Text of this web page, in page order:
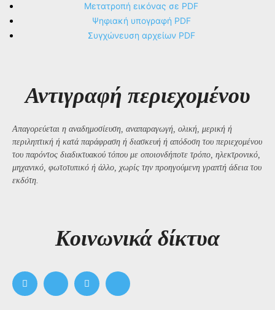
Μετατροπή εικόνας σε PDF
Ψηφιακή υπογραφή PDF
Συγχώνευση αρχείων PDF
Αντιγραφή περιεχομένου
Απαγορεύεται η αναδημοσίευση, αναπαραγωγή, ολική, μερική ή
περιληπτική ή κατά παράφραση ή διασκευή ή απόδοση του περιεχομένου
του παρόντος διαδικτυακού τόπου με οποιονδήποτε τρόπο, ηλεκτρονικό,
μηχανικό, φωτοτυπικό ή άλλο, χωρίς την προηγούμενη γραπτή άδεια του
εκδότη.
Kοινωνικά δίκτυα